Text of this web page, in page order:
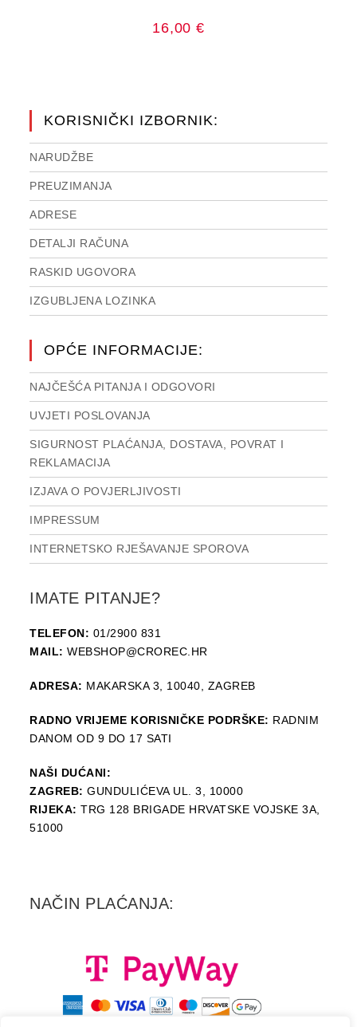
16,00 €
KORISNIČKI IZBORNIK:
NARUDŽBE
PREUZIMANJA
ADRESE
DETALJI RAČUNA
RASKID UGOVORA
IZGUBLJENA LOZINKA
OPĆE INFORMACIJE:
NAJČEŠĆA PITANJA I ODGOVORI
UVJETI POSLOVANJA
SIGURNOST PLAĆANJA, DOSTAVA, POVRAT I
REKLAMACIJA
IZJAVA O POVJERLJIVOSTI
IMPRESSUM
INTERNETSKO RJEŠAVANJE SPOROVA
IMATE PITANJE?
TELEFON: 01/2900 831
MAIL: WEBSHOP@CROREC.HR
ADRESA: MAKARSKA 3, 10040, ZAGREB
RADNO VRIJEME KORISNIČKE PODRŠKE: RADNIM
DANOM OD 9 DO 17 SATI
NAŠI DUĆANI:
ZAGREB: GUNDULIĆEVA UL. 3, 10000
RIJEKA: TRG 128 BRIGADE HRVATSKE VOJSKE 3A,
51000
NAČIN PLAĆANJA: